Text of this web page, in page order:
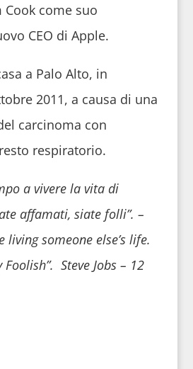
come suo
CEO di Apple.
a Palo Alto, in
2011, a causa di una
carcinoma con
respiratorio.
a vivere la vita di
affamati, siate folli”. –
living someone else’s life.
Foolish”. Steve Jobs – 12